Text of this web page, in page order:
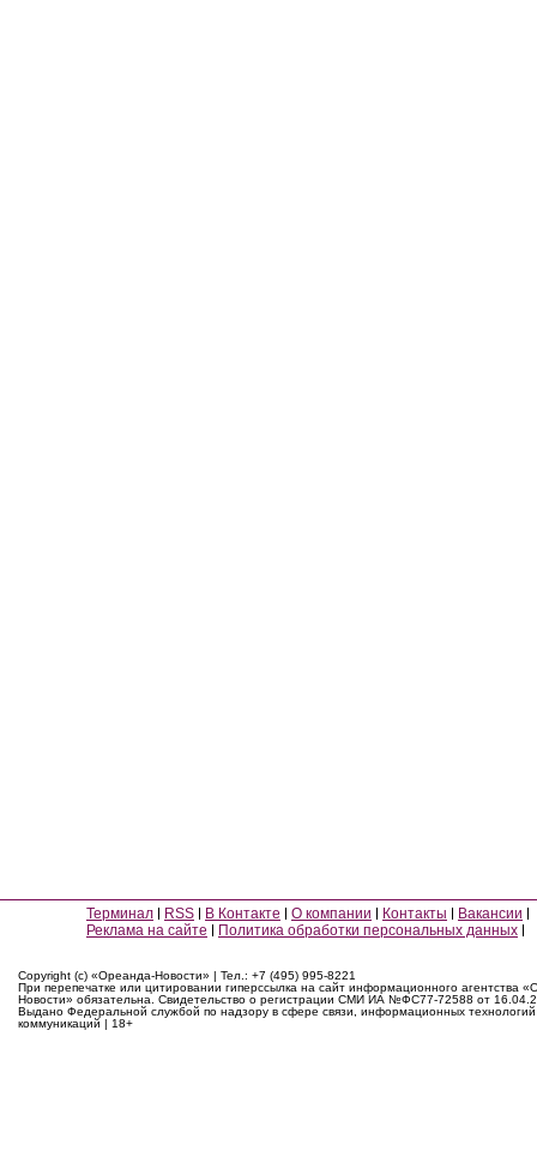
Терминал RSS В Контакте О компании Контакты
Вакансии
Реклама на сайте
Политика обработки персональных данных
Copyright (c) «Ореанда-Новости» | Тел.: +7 (495) 995-8221
При перепечатке или цитировании гиперссылка на сайт информационного агентства
Новости» обязательна. Свидетельство о регистрации СМИ ИА №ФС77-72588 от
Выдано Федеральной службой по надзору в сфере связи, информационных
коммуникаций | 18+